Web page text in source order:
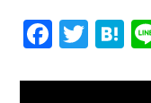
F
a
c
T
wi
tt
H
at
e